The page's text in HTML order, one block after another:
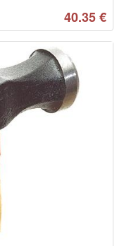
40.35€